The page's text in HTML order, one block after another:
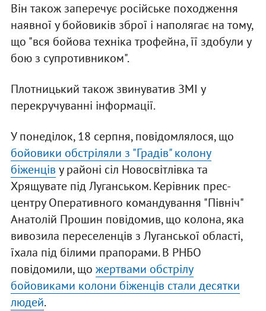
Він також заперечує російське походження
наявної у бойовиків зброї і наполягає на тому,
що "вся бойова техніка трофейна, її здобули у
бою з супротивником".
Плотницький також звинуватив ЗМІ у
перекручуванні інформації.
У понеділок, 18 серпня, повідомлялося, що
бойовики обстріляли з "Градів" колону
біженців у районі сіл Новосвітлівка та
Хрящувате під Луганськом. Керівник прес-
центру Оперативного командування "Північ"
Анатолій Прошин повідомив, що колона, яка
вивозила переселенців з Луганської області,
їхала під білими прапорами. В РНБО
повідомили, що жертвами обстрілу
бойовиками колони біженців стали десятки
людей.